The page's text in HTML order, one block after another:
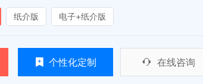
纸介版 电子+纸介版
个性化定制 在线咨询